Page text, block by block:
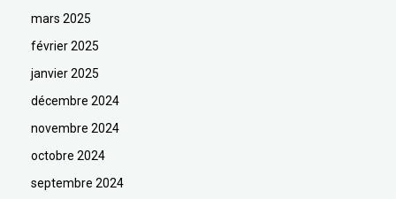
mars 2025
février 2025
janvier 2025
décembre 2024
novembre 2024
octobre 2024
septembre 2024